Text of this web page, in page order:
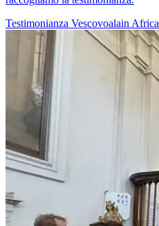
Testimonianza Vescovoalain Africa